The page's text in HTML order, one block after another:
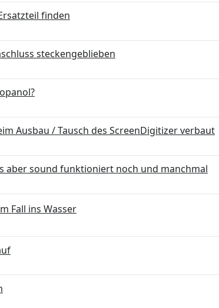
finden
steckengeblieben
Ausbau / Tausch des ScreenDigitizer verbaut
aber sound funktioniert noch und manchmal
Fall ins Wasser